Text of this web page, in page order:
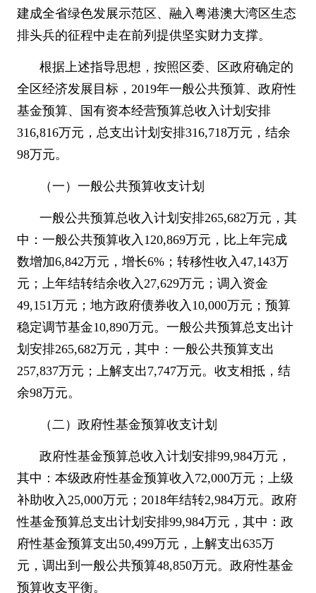
建成全省绿色发展示范区、融入粤港澳大湾区生态
排头兵的征程中走在前列提供坚实财力支撑。
根据上述指导思想，按照区委、区政府确定的
全区经济发展目标， 2019年一般公共预算、政府性
基金预算、国有资本经营预算总收入计划安排
316,816万元，总支出计划安排316,718万元，结余
98万元。
（一）一般公共预算收支计划
一般公共预算总收入计划安排265,682万元，其
中：一般公共预算收入 120,869万元，比上年完成
数增加6,842万元，增长6%；转移性收入47,143万
元；上年结转结余收入27,629万元；调入资金
49,151万元；地方政府债券收入 10,000万元；预算
稳定调节基金10,890万元。一般公共预算总支出计
划安排265,682万元，其中：一般公共预算支出
257,837万元；上解支出7,747万元。收支相抵，结
余98万元。
（二）政府性基金预算收支计划
政府性基金预算总收入计划安排99,984万元，
其中：本级政府性基金预算收入 72,000万元；上级
补助收入25,000万元； 2018年结转2,984万元。政府
性基金预算总支出计划安排99,984万元，其中：政
府性基金预算支出50,499万元，上解支出635万
元，调出到一般公共预算48,850万元。政府性基金
预算收支平衡。